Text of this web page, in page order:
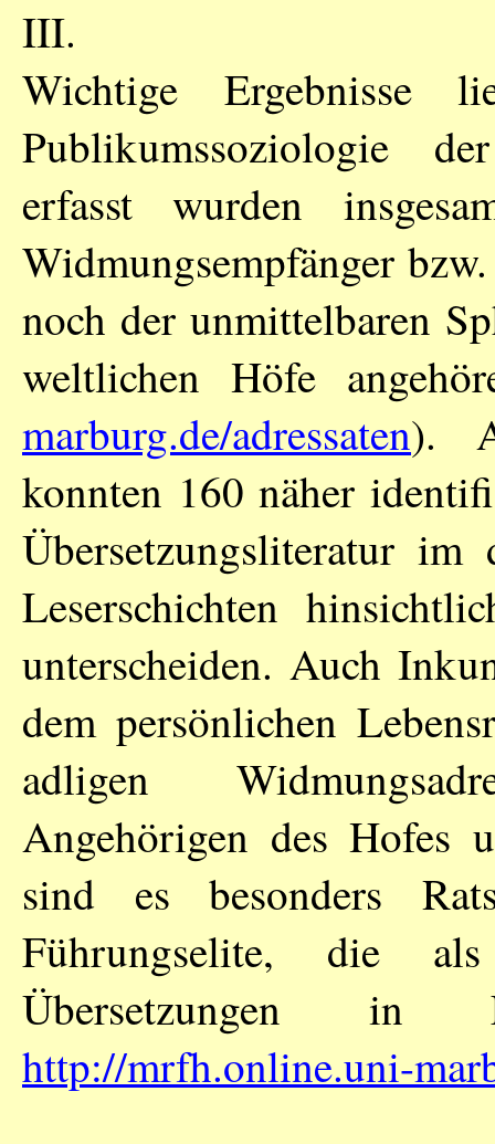
III.
Wichtige Ergebnisse
Publikumssoziologie
erfasst wurden
Widmungsempfänger
noch der unmittelbaren
weltlichen Höfe
marburg.de/adressaten).
konnten 160 näher
Übersetzungsliteratur im
Leserschichten
unterscheiden. Auch
dem persönlichen
adligen
Angehörigen des Hofes
sind es besonders
Führungselite, die als
Übersetzungen in
http://mrfh.online.uni-